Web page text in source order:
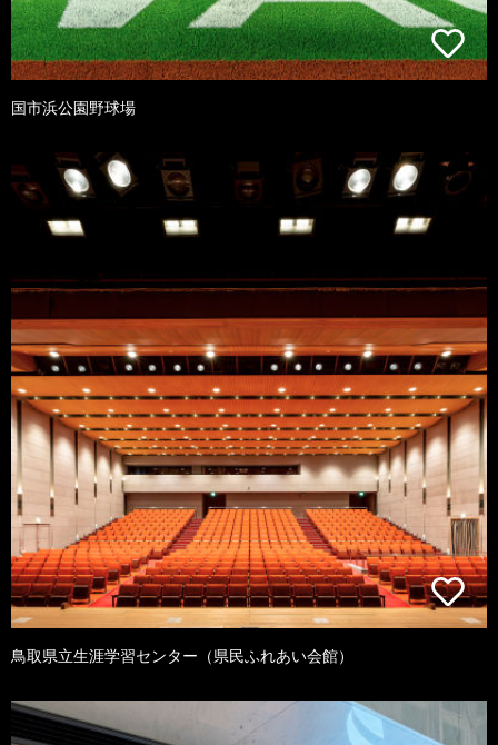
国市浜公園野球場
鳥取県立生涯学習センター（県民ふれあい会館）